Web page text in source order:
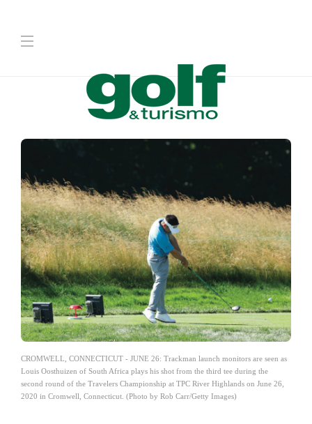
CROMWELL, CONNECTICUT - JUNE 26: Trackman launch monitors are seen as
Louis Oosthuizen of South Africa plays his shot from the third tee during the
second round of the Travelers Championship at TPC River Highlands on June 26,
2020 in Cromwell, Connecticut. (Photo by Rob Carr/Getty Images)